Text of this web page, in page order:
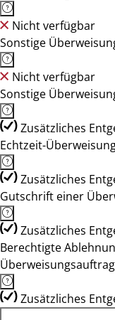
Nicht verfügbar
Sonstige
Nicht verfügbar
Sonstige
Zusätzliches
Echtzeit-
Zusätzliches
Gutschrift einer
Zusätzliches
Berechtigte
Zusätzliches